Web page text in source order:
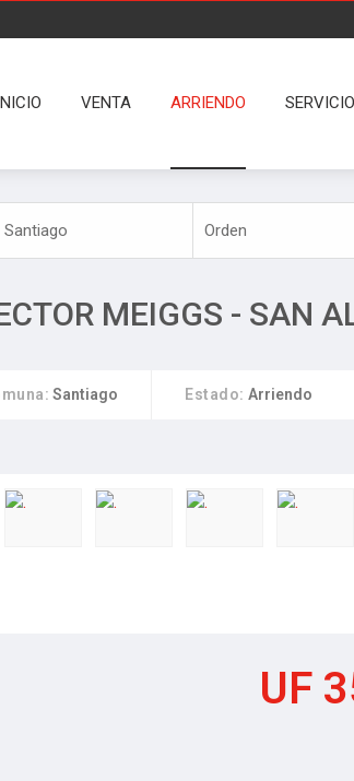
VENTA ARRIENDO
MEIGGS - SAN
Santiago Estado: Arriendo
UF